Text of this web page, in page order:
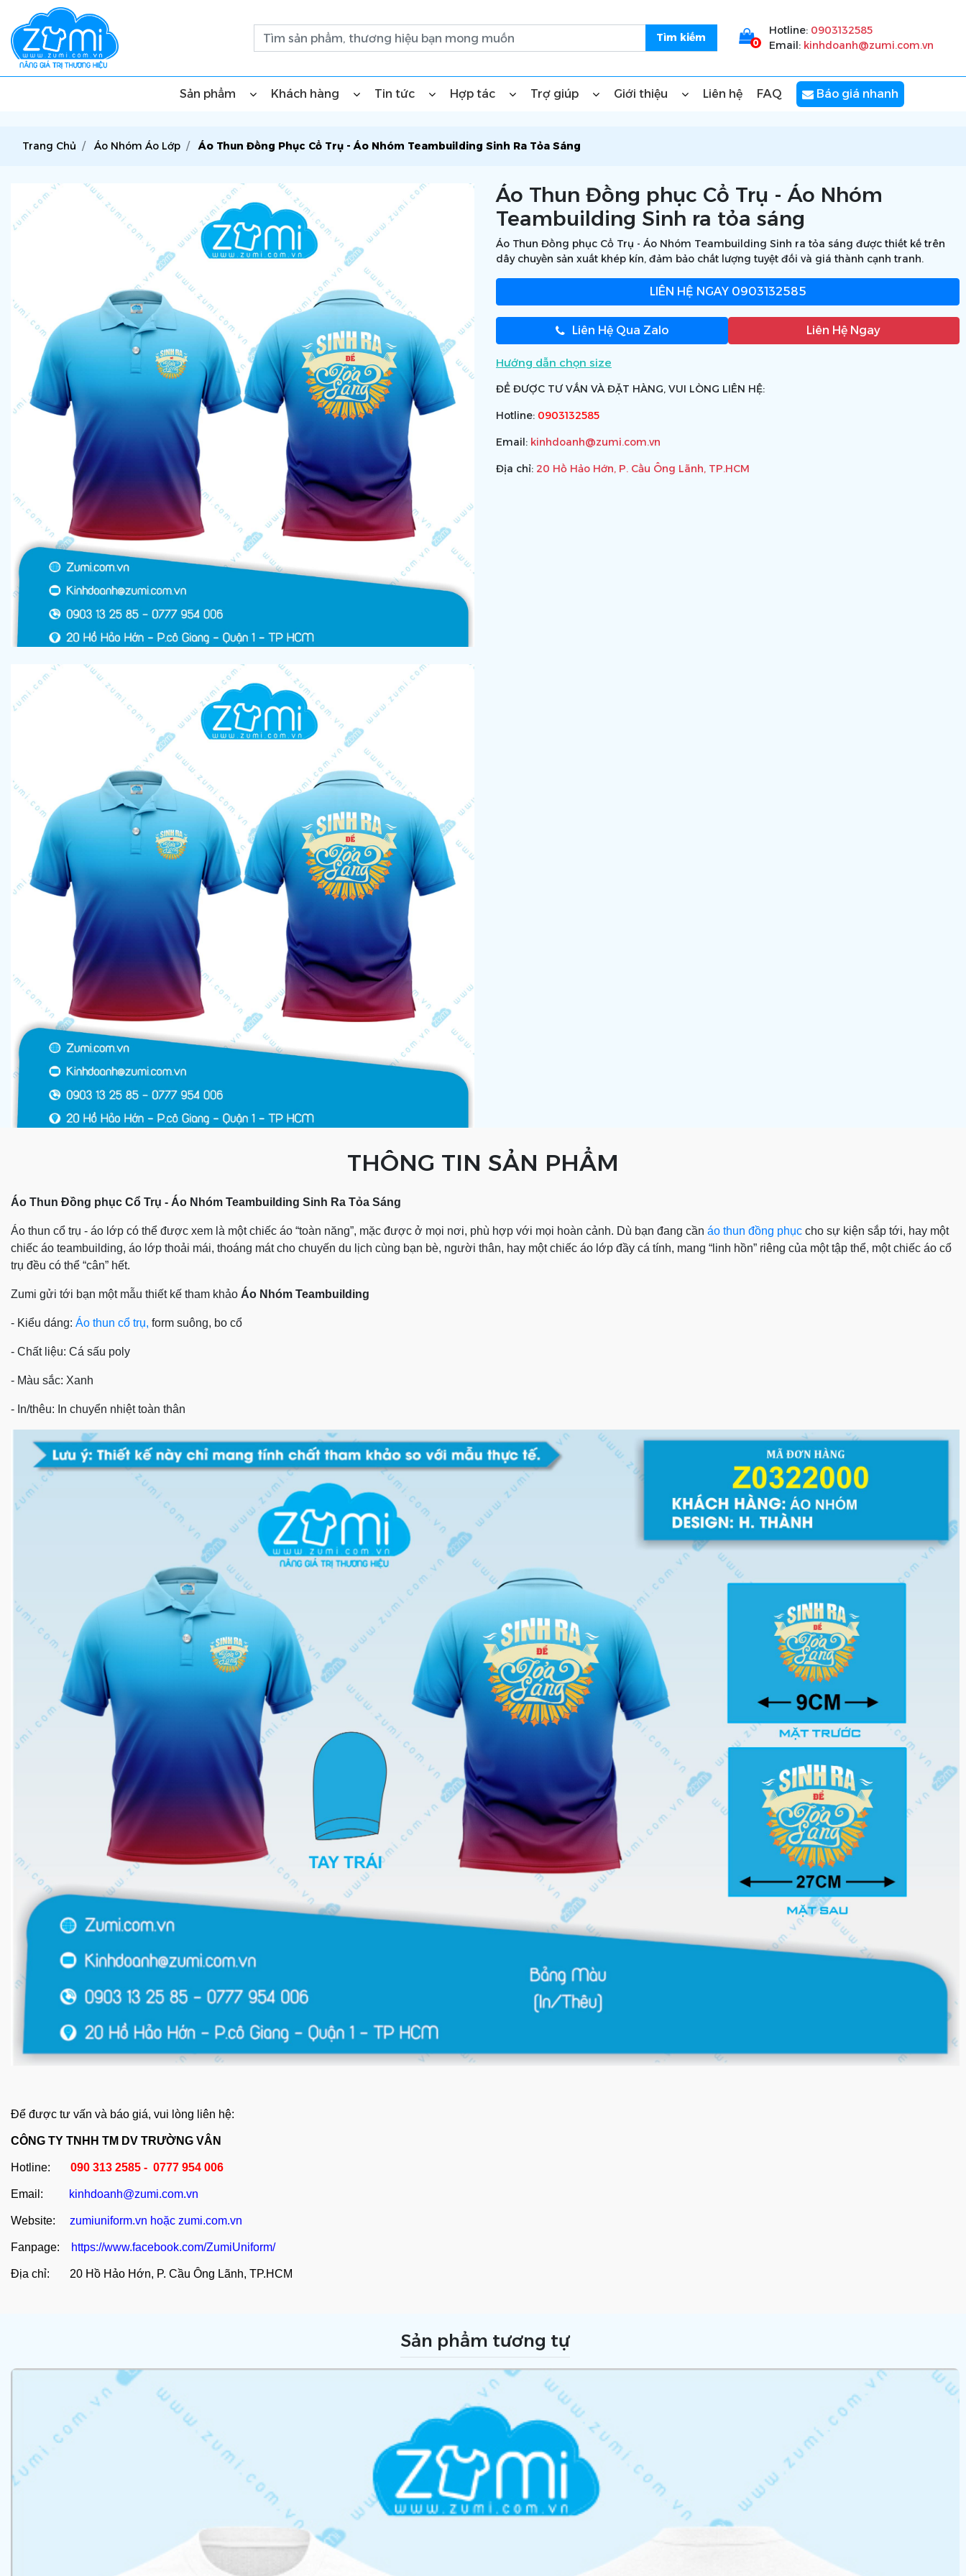
0
Hotline: 0903132585
Email: kinhdoanh@zumi.com.vn
Sản phẩm Khách hàng Tin tức Hợp tác Trợ giúp Giới thiệu Liên hệ FAQ Báo giá nhanh
Trang Chủ Áo Nhóm Áo Lớp Áo Thun Đồng Phục Cổ Trụ - Áo Nhóm Teambuilding Sinh Ra Tỏa Sáng
Áo Thun Đồng phục Cổ Trụ - Áo Nhóm
Teambuilding Sinh ra tỏa sáng
Áo Thun Đồng phục Cổ Trụ - Áo Nhóm Teambuilding Sinh ra tỏa sáng được thiết kế trên
dây chuyền sản xuất khép kín, đảm bảo chất lượng tuyệt đối và giá thành cạnh tranh.
LIÊN HỆ NGAY0903132585
Liên Hệ Qua Zalo Liên Hệ Ngay
Hướng dẫn chọn size
ĐỂ ĐƯỢC TƯ VẤN VÀ ĐẶT HÀNG, VUI LÒNG LIÊN HỆ:
Hotline: 0903132585
Email: kinhdoanh@zumi.com.vn
Địa chỉ: 20 Hồ Hảo Hớn, P. Cầu Ông Lãnh, TP.HCM
THÔNG TIN SẢN PHẨM
Áo Thun Đồng phục Cổ Trụ - Áo Nhóm Teambuilding Sinh Ra Tỏa Sáng
Áo thun cổ trụ - áo lớp có thể được xem là một chiếc áo “toàn năng”, mặc được ở mọi nơi, phù hợp với mọi hoàn cảnh. Dù bạn đang cần áo thun đồng phục cho sự kiện sắp tới, hay một
chiếc áo teambuilding, áo lớp thoải mái, thoáng mát cho chuyến du lịch cùng bạn bè, người thân, hay một chiếc áo lớp đầy cá tính, mang “linh hồn” riêng của một tập thể, một chiếc áo cổ
trụ đều có thể “cân” hết.
Zumi gửi tới bạn một mẫu thiết kế tham khảo Áo Nhóm Teambuilding
- Kiểu dáng: Áo thun cổ trụ, form suông, bo cổ
- Chất liệu: Cá sấu poly
- Màu sắc: Xanh
- In/thêu: In chuyển nhiệt toàn thân
Để được tư vấn và báo giá, vui lòng liên hệ:
CÔNG TY TNHH TM DV TRƯỜNG VÂN
Hotline: 090 313 2585 - 0777 954 006
Email: kinhdoanh@zumi.com.vn
Website: zumiuniform.vn hoặc zumi.com.vn
Fanpage: https://www.facebook.com/ZumiUniform/
Địa chỉ: 20 Hồ Hảo Hớn, P. Cầu Ông Lãnh, TP.HCM
Sản phẩm tương tự